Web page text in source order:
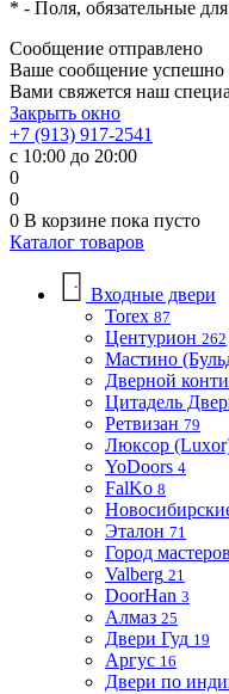
* - Поля, обязательные
Сообщение отправлено
Ваше сообщение успешно
Вами свяжется наш
Закрыть окно
+7 (913) 917-2541
с 10:00 до 20:00
0
0
0 В корзине пока пусто
Каталог товаров
Входные двери
Torex 87
Центурион 262
Мастино
Дверной
Цитадель
Ретвизан 79
Люксор
YoDoors 4
FalKo 8
Эталон 71
Город мастеров
Valberg 21
DoorHan 3
Алмаз 25
Двери Гуд 19
Аргус 16
Двери по